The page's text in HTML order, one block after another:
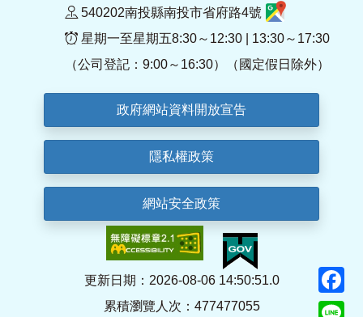
540202南投縣南投市省府路4號
星期一至星期五8:30～12:30 | 13:30～17:30
（公司登記：9:00～16:30）（國定假日除外）
政府網站資料開放宣告
隱私權政策
網站安全政策
更新日期：2026-08-06 14:50:51.0
累積瀏覽人次：477477055